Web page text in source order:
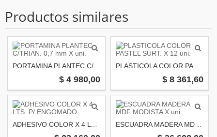
Productos similares
$ 4 980,00 $ 8 361,60